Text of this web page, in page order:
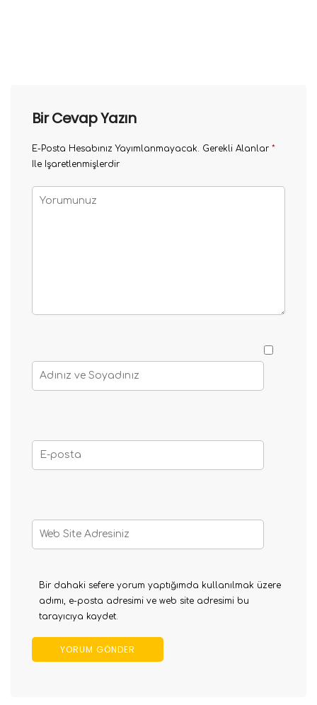
Bir Cevap Yazın
E-Posta Hesabınız Yayımlanmayacak. Gerekli Alanlar *
Ile Işaretlenmişlerdir
Bir dahaki sefere yorum yaptığımda kullanılmak üzere
adımı, e-posta adresimi ve web site adresimi bu
tarayıcıya kaydet.